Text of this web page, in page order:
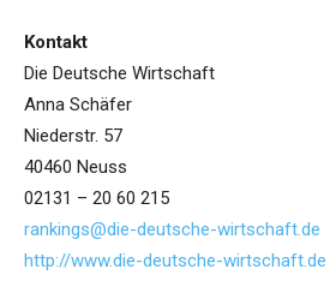
Kontakt
Die Deutsche Wirtschaft
Anna Schäfer
Niederstr. 57
40460 Neuss
02131 – 20 60 215
rankings@die-deutsche-wirtschaft.de
http://www.die-deutsche-wirtschaft.de